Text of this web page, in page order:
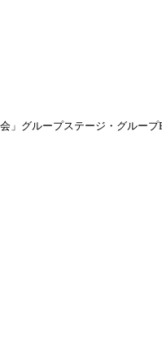
」グループステージ・グループ